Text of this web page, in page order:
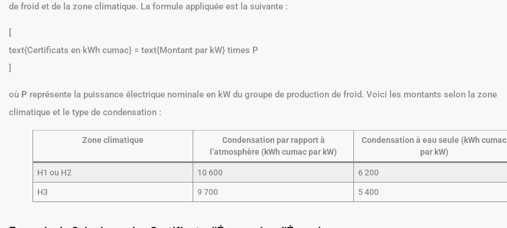
de froid et de la zone climatique. La formule appliquée est la suivante :
[
text{Certificats en kWh cumac} = text{Montant par kW} times P
]
où P représente la puissance électrique nominale en kW du groupe de production de froid. Voici les montants selon la zone
climatique et le type de condensation :
Zone climatique
Condensation par rapport à
l’atmosphère (kWh cumac par kW)
Condensation à eau seule (kWh cumac
par kW)
H1 ou H2 10 600 6 200
H3 9 700 5 400